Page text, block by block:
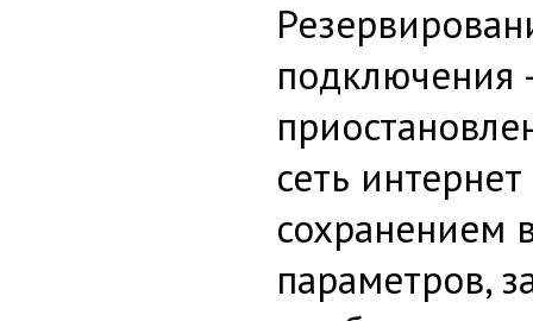
подключения
сеть интернет
сохранением
параметров,